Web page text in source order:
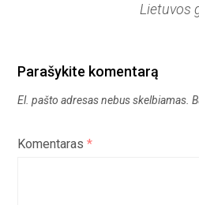
Lietuvos
Parašykite komentarą
El. pašto adresas nebus skelbiamas.
Komentaras*